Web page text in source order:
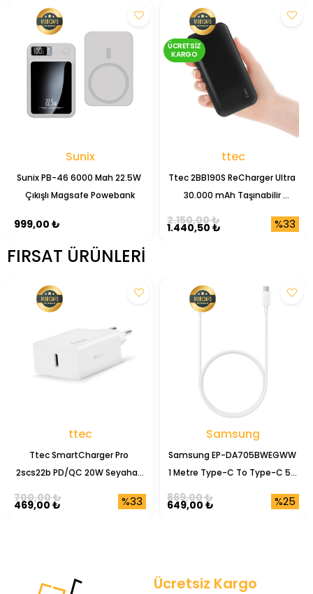
Sunix
Sunix PB-46 6000 Mah 22.5W
Çıkışlı Magsafe Powebank
999,00 ₺
ttec
Ttec 2BB190S ReCharger Ultra
30.000 mAh Taşınabilir
ÜCRETSIZ
KARGO
%33
1.440,50 ₺
2.150,00 ₺
FIRSAT ÜRÜNLERI
ttec
Ttec SmartCharger Pro
2scs22b PD/QC 20W Seyahat
%33
469,00 ₺
700,00 ₺
Samsung
Samsung EP-DA705BWEGWW
1 Metre Type-C To Type-C 5A
%25
649,00 ₺
869,00 ₺
Ücretsiz Kargo